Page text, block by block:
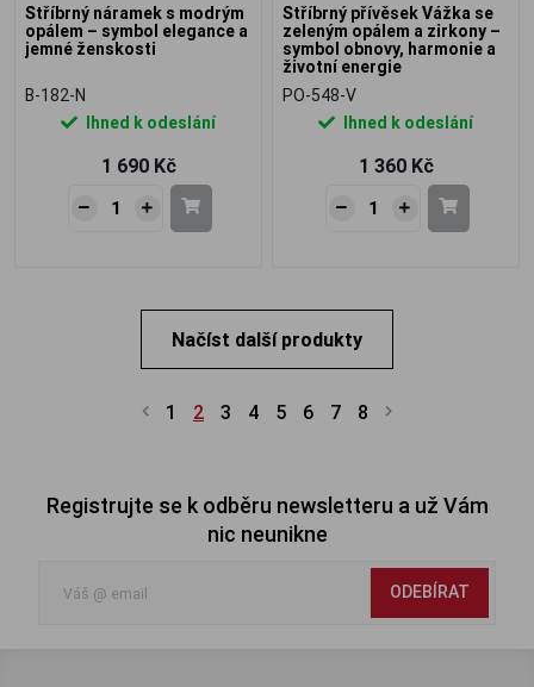
Stříbrný náramek s modrým
opálem – symbol elegance a
jemné ženskosti
B-182-N
Ihned k odeslání
1 690 Kč
Stříbrný přívěsek Vážka se
zeleným opálem a zirkony –
symbol obnovy, harmonie a
životní energie
PO-548-V
Ihned k odeslání
1 360 Kč
Načíst další produkty
1 2 3 4 5 6 7 8
Registrujte se k odběru newsletteru a už Vám
nic neunikne
ODEBÍRAT